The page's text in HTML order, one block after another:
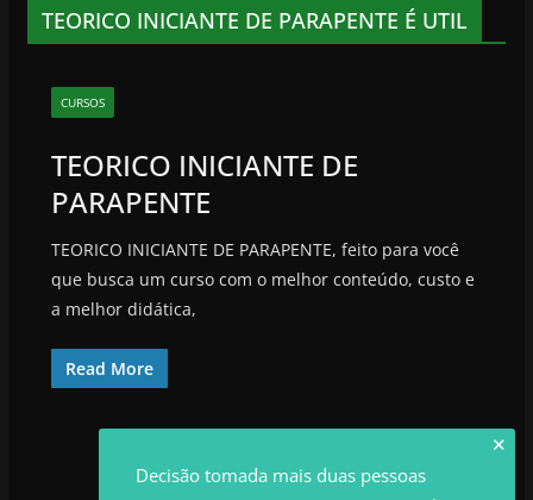
TEORICO INICIANTE DE PARAPENTE É UTIL
CURSOS
TEORICO INICIANTE DE
PARAPENTE
TEORICO INICIANTE DE PARAPENTE, feito para você
que busca um curso com o melhor conteúdo, custo e
a melhor didática,
Read More
✕
Decisão tomada mais duas pessoas